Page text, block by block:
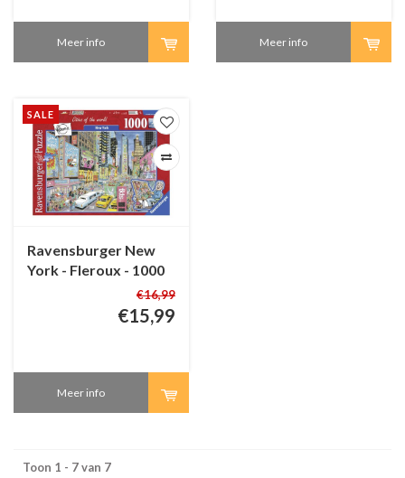
Meer info Meer info
SALE
Ravensburger New
York - Fleroux - 1000
€16,99
€15,99
Meer info
Toon 1 - 7 van 7